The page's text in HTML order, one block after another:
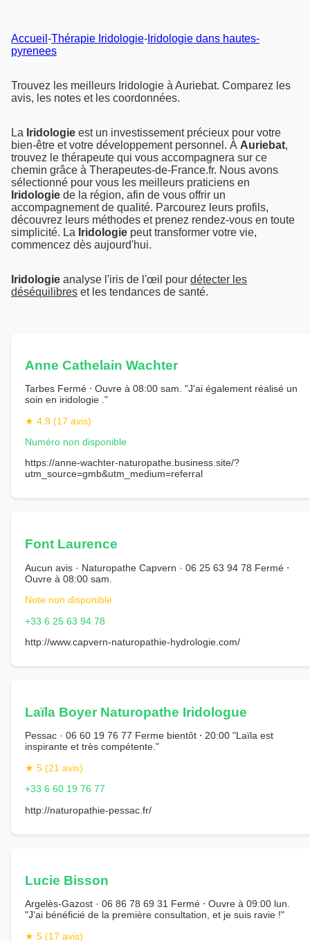
Accueil -Thérapie Iridologie- Iridologie dans hautes-
pyrenees
Trouvez les meilleurs Iridologie à Auriebat. Comparez les
avis, les notes et les coordonnées.
La Iridologie est un investissement précieux pour votre
bien-être et votre développement personnel. À Auriebat,
trouvez le thérapeute qui vous accompagnera sur ce
chemin grâce à Therapeutes-de-France.fr. Nous avons
sélectionné pour vous les meilleurs praticiens en
Iridologie de la région, afin de vous offrir un
accompagnement de qualité. Parcourez leurs profils,
découvrez leurs méthodes et prenez rendez-vous en toute
simplicité. La Iridologie peut transformer votre vie,
commencez dès aujourd'hui.
Iridologie analyse l'iris de l'œil pour détecter les
déséquilibres et les tendances de santé.
Anne Cathelain Wachter
Tarbes Fermé ⋅ Ouvre à 08:00 sam. "J'ai également réalisé un
soin en iridologie ."
★ 4.9 (17 avis)
Numéro non disponible
https://anne-wachter-naturopathe.business.site/?
utm_source=gmb&utm_medium=referral
Font Laurence
Aucun avis · Naturopathe Capvern · 06 25 63 94 78 Fermé ⋅
Ouvre à 08:00 sam.
Note non disponible
+33 6 25 63 94 78
http://www.capvern-naturopathie-hydrologie.com/
Laïla Boyer Naturopathe Iridologue
Pessac · 06 60 19 76 77 Ferme bientôt ⋅ 20:00 "Laïla est
inspirante et très compétente."
★ 5 (21 avis)
+33 6 60 19 76 77
http://naturopathie-pessac.fr/
Lucie Bisson
Argelès-Gazost · 06 86 78 69 31 Fermé ⋅ Ouvre à 09:00 lun.
"J'ai bénéficié de la première consultation, et je suis ravie !"
★ 5 (17 avis)